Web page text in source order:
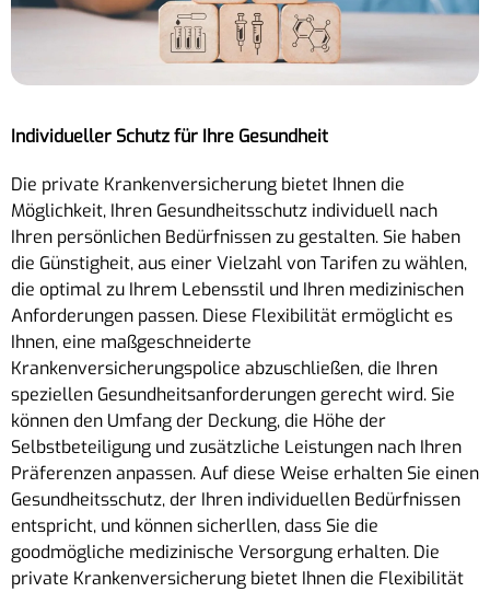
Individueller Schutz für Ihre Gesundheit
Die private Krankenversicherung bietet Ihnen die
Möglichkeit, Ihren Gesundheitsschutz individuell nach
Ihren persönlichen Bedürfnissen zu gestalten. Sie haben
die Günstigheit, aus einer Vielzahl von Tarifen zu wählen,
die optimal zu Ihrem Lebensstil und Ihren medizinischen
Anforderungen passen. Diese Flexibilität ermöglicht es
Ihnen, eine maßgeschneiderte
Krankenversicherungspolice abzuschließen, die Ihren
speziellen Gesundheitsanforderungen gerecht wird. Sie
können den Umfang der Deckung, die Höhe der
Selbstbeteiligung und zusätzliche Leistungen nach Ihren
Präferenzen anpassen. Auf diese Weise erhalten Sie einen
Gesundheitsschutz, der Ihren individuellen Bedürfnissen
entspricht, und können sicherllen, dass Sie die
goodmögliche medizinische Versorgung erhalten. Die
private Krankenversicherung bietet Ihnen die Flexibilität